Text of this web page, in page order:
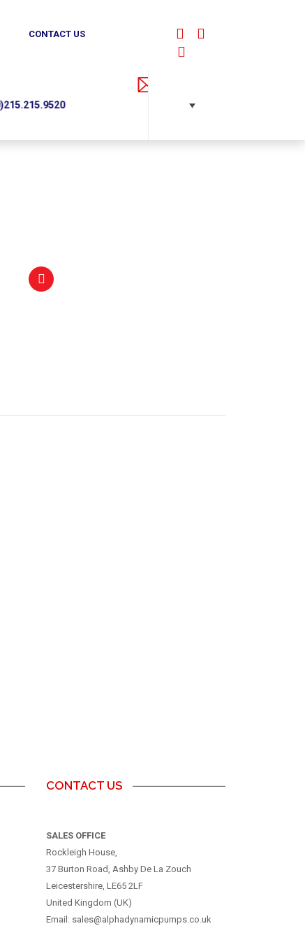
CONTACT US
sales@alphadynamic.eu
FacebookYouTube
Linkedin
CONTACT US
SALES OFFICE
Rockleigh House,
37 Burton Road, Ashby De La Zouch
Leicestershire, LE65 2LF
United Kingdom (UK)
Email: sales@alphadynamicpumps.co.uk